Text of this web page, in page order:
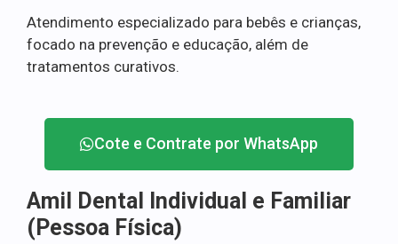
Atendimento especializado para bebês e crianças,
focado na prevenção e educação, além de
tratamentos curativos.
Cote e Contrate por WhatsApp
Amil Dental Individual e Familiar
(Pessoa Física)